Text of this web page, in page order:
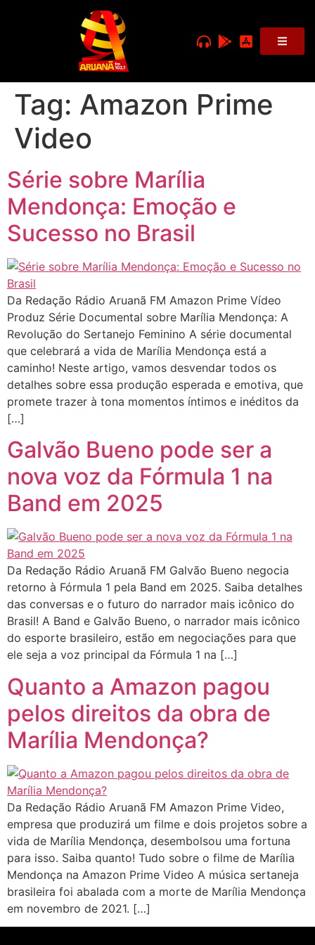
Tag: Amazon Prime
Video
Série sobre Marília
Mendonça: Emoção e
Sucesso no Brasil
Da Redação Rádio Aruanã FM Amazon Prime Vídeo
Produz Série Documental sobre Marília Mendonça: A
Revolução do Sertanejo Feminino A série documental
que celebrará a vida de Marília Mendonça está a
caminho! Neste artigo, vamos desvendar todos os
detalhes sobre essa produção esperada e emotiva, que
promete trazer à tona momentos íntimos e inéditos da
[…]
Galvão Bueno pode ser a
nova voz da Fórmula 1 na
Band em 2025
Da Redação Rádio Aruanã FM Galvão Bueno negocia
retorno à Fórmula 1 pela Band em 2025. Saiba detalhes
das conversas e o futuro do narrador mais icônico do
Brasil! A Band e Galvão Bueno, o narrador mais icônico
do esporte brasileiro, estão em negociações para que
ele seja a voz principal da Fórmula 1 na […]
Quanto a Amazon pagou
pelos direitos da obra de
Marília Mendonça?
Da Redação Rádio Aruanã FM Amazon Prime Video,
empresa que produzirá um filme e dois projetos sobre a
vida de Marília Mendonça, desembolsou uma fortuna
para isso. Saiba quanto! Tudo sobre o filme de Marília
Mendonça na Amazon Prime Video A música sertaneja
brasileira foi abalada com a morte de Marília Mendonça
em novembro de 2021. […]